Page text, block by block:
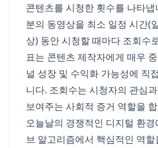
콘텐츠를 시청한 횟수를 나타
분의 동영상을 최소 일정 시간(
상) 동안 시청할 때마다 조회수
표는 콘텐츠 제작자에게 매우
널 성장 및 수익화 가능성에 직
니다. 조회수는 시청자의 관심
보여주는 사회적 증거 역할을
오늘날의 경쟁적인 디지털 환
브 알고리즘에서 핵심적인 역